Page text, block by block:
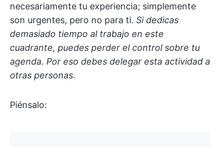
necesariamente tu experiencia; simplemente
son urgentes, pero no para ti. Si dedicas
demasiado tiempo al trabajo en este
cuadrante, puedes perder el control sobre tu
agenda. Por eso debes delegar esta actividad a
otras personas.
Piénsalo: